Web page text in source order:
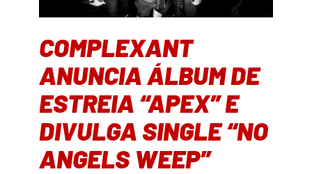
COMPLEXANT
ANUNCIA ÁLBUM DE
ESTREIA “APEX” E
DIVULGA SINGLE “NO
ANGELS WEEP”